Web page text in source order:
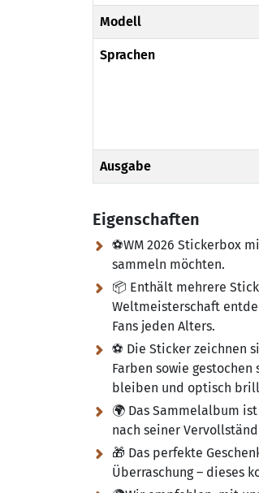
Modell
Sprachen
Ausgabe
Eigenschaften
⚽WM 2026 Stickerbox
sammeln möchten.
📦 Enthält mehrere
Weltmeisterschaft
Fans jeden Alters.
⚽ Die ​​Sticker zeichnen
Farben sowie
bleiben und optisch
🌍 Das Sammelalbum
nach seiner
🎁 Das perfekte
Überraschung – dieses